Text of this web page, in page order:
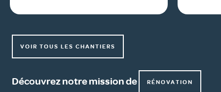
VOIR TOUS LES CHANTIERS
Découvrez notre mission de RÉNOVATION